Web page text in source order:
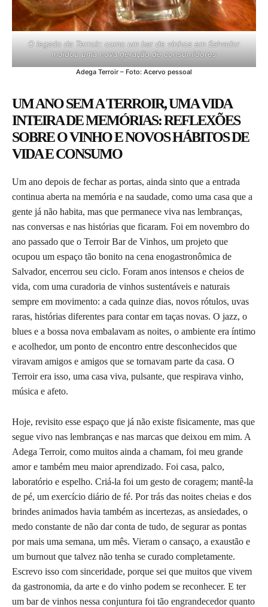
O legado da Terroir: como um bar de vinhos em Salvador
moldou uma nova geração de consumidores
Adega Terroir – Foto: Acervo pessoal
UM ANO SEM A TERROIR, UMA VIDA
INTEIRA DE MEMÓRIAS: REFLEXÕES
SOBRE O VINHO E NOVOS HÁBITOS DE
VIDA E CONSUMO
Um ano depois de fechar as portas, ainda sinto que a entrada
continua aberta na memória e na saudade, como uma casa que a
gente já não habita, mas que permanece viva nas lembranças,
nas conversas e nas histórias que ficaram. Foi em novembro do
ano passado que o Terroir Bar de Vinhos, um projeto que
ocupou um espaço tão bonito na cena enogastronômica de
Salvador, encerrou seu ciclo. Foram anos intensos e cheios de
vida, com uma curadoria de vinhos sustentáveis e naturais
sempre em movimento: a cada quinze dias, novos rótulos, uvas
raras, histórias diferentes para contar em taças novas. O jazz, o
blues e a bossa nova embalavam as noites, o ambiente era íntimo
e acolhedor, um ponto de encontro entre desconhecidos que
viravam amigos e amigos que se tornavam parte da casa. O
Terroir era isso, uma casa viva, pulsante, que respirava vinho,
música e afeto.
Hoje, revisito esse espaço que já não existe fisicamente, mas que
segue vivo nas lembranças e nas marcas que deixou em mim. A
Adega Terroir, como muitos ainda a chamam, foi meu grande
amor e também meu maior aprendizado. Foi casa, palco,
laboratório e espelho. Criá-la foi um gesto de coragem; mantê-la
de pé, um exercício diário de fé. Por trás das noites cheias e dos
brindes animados havia também as incertezas, as ansiedades, o
medo constante de não dar conta de tudo, de segurar as pontas
por mais uma semana, um mês. Vieram o cansaço, a exaustão e
um burnout que talvez não tenha se curado completamente.
Escrevo isso com sinceridade, porque sei que muitos que vivem
da gastronomia, da arte e do vinho podem se reconhecer. E ter
um bar de vinhos nessa conjuntura foi tão engrandecedor quanto